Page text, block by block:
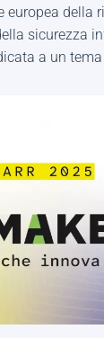
della
sicurezza
a un